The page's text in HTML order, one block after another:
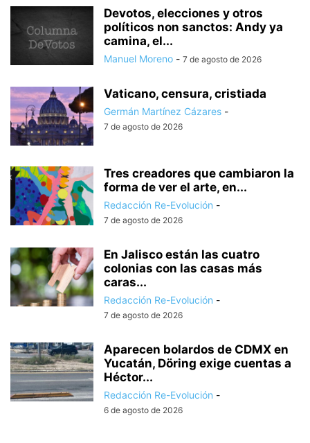
Devotos, elecciones y otros
políticos non sanctos: Andy ya
camina, el...
Manuel Moreno - 7 de agosto de 2026
Vaticano, censura, cristiada
Germán Martínez Cázares -
7 de agosto de 2026
Tres creadores que cambiaron la
forma de ver el arte, en...
Redacción Re-Evolución -
7 de agosto de 2026
En Jalisco están las cuatro
colonias con las casas más
caras...
Redacción Re-Evolución -
7 de agosto de 2026
Aparecen bolardos de CDMX en
Yucatán, Döring exige cuentas a
Héctor...
Redacción Re-Evolución -
6 de agosto de 2026